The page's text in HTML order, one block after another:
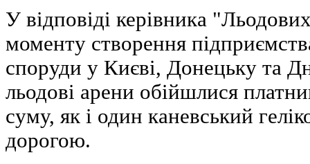
У відповіді керівника
моменту створення
споруди у Києві, Донецьку та
льодові арени обійшлися
суму, як і один каневський
дорогою.